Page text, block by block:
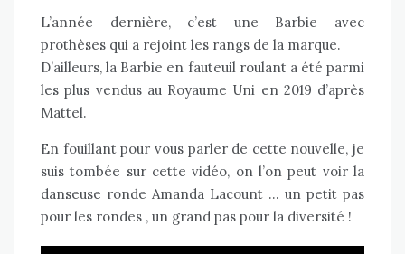
L’année dernière, c’est une Barbie avec
prothèses qui a rejoint les rangs de la marque.
D’ailleurs, la Barbie en fauteuil roulant a été parmi
les plus vendus au Royaume Uni en 2019 d’après
Mattel.
En fouillant pour vous parler de cette nouvelle, je
suis tombée sur cette vidéo, on l’on peut voir la
danseuse ronde Amanda Lacount … un petit pas
pour les rondes , un grand pas pour la diversité !